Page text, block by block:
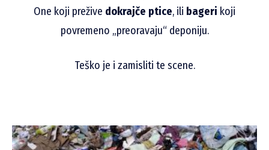
One koji prežive dokrajče ptice, ili bageri koji
povremeno „preoravaju“ deponiju.
Teško je i zamisliti te scene.